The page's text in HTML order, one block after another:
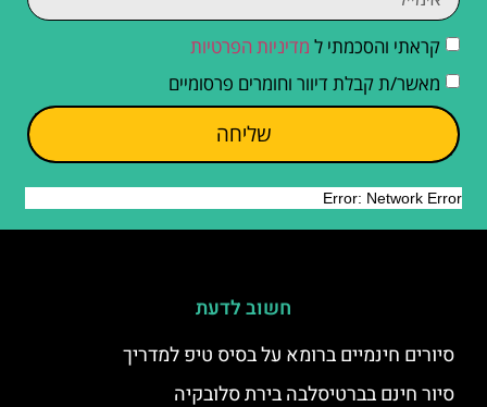
קראתי והסכמתי ל מדיניות הפרטיות
מאשר/ת קבלת דיוור וחומרים פרסומיים
שליחה
חשוב לדעת
סיורים חינמיים ברומא על בסיס טיפ למדריך
סיור חינם בברטיסלבה בירת סלובקיה